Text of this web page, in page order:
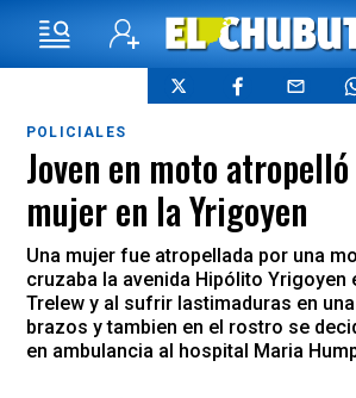
POLICIALES
Joven en moto
mujer en la Yrigoyen
Una mujer fue atropellada por una
cruzaba la avenida Hipólito Yrigoyen
Trelew y al sufrir lastimaduras en
brazos y tambien en el rostro se
en ambulancia al hospital Maria